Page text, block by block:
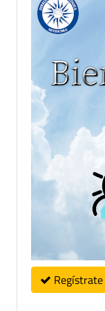
Regístrate